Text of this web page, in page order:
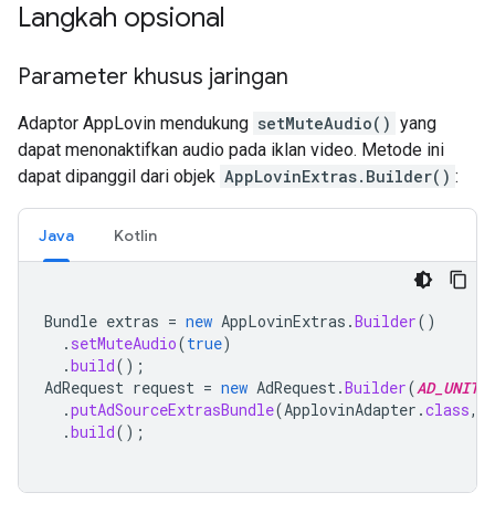
Langkah opsional
Parameter khusus jaringan
Adaptor AppLovin mendukung setMuteAudio() yang
dapat menonaktifkan audio pada iklan video. Metode ini
dapat dipanggil dari objek AppLovinExtras.Builder() :
Java Kotlin
Bundle extras = new AppLovinExtras .Builder()
. setMuteAudio(true)
.build();
AdRequest request = new AdRequest.Builder(
.putAdSourceExtrasBundle(ApplovinAdapter .class,
.build();